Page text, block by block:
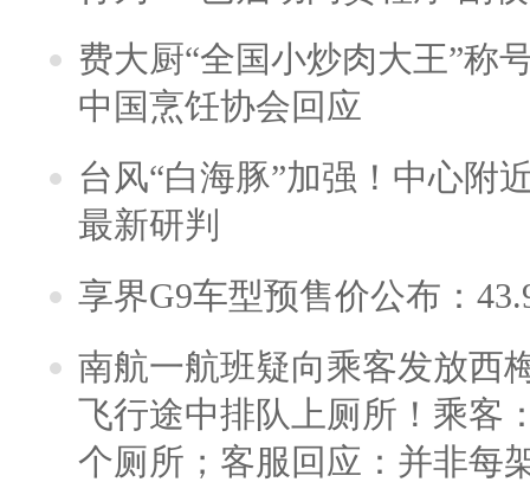
费大厨“全国小炒肉大王”称
中国烹饪协会回应
台风“白海豚”加强！中心附
最新研判
享界G9车型预售价公布：
南航一航班疑向乘客发放西
飞行途中排队上厕所！乘客
个厕所；客服回应：并非每